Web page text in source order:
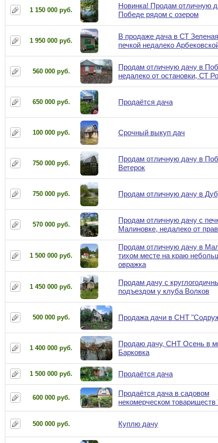
1 150 000 руб.
Новинка! Продам отличную
Победе рядом с озером
1 950 000 руб.
В продаже дача в СТ
печкой недалеко
560 000 руб.
Продам отличную дачу в
недалеко от остановки, СТ
650 000 руб. Продаётся дача
100 000 руб. Срочный выкуп дач
750 000 руб.
Продам отличную дачу в
Ветерок
750 000 руб. Продам отличную дачу в
570 000 руб.
Продам отличную дачу с
Малиновке, недалеко от
1 500 000 руб.
Продам отличную дачу в
тихом месте на краю
овражка
1 450 000 руб.
Продам дачу с
подъездом у клуба Волков
500 000 руб. Продажа дачи в СНТ
1 400 000 руб.
Продаю дачу, СНТ Осень в
Барковка
1 500 000 руб. Продаётся дача
600 000 руб.
Продаётся дача в садовом
некомерческом
500 000 руб. Куплю дачу